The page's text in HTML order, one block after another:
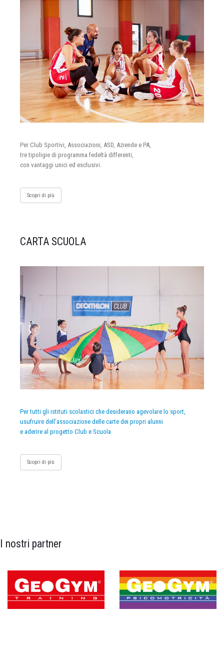
Per Club Sportivi, Associazioni, ASD, Aziende e PA,
tre tipoligie di programma fedeltà differenti,
con vantaggi unici ed esclusivi.
Scopri di più
CARTA SCUOLA
Per tutti gli istituti scolastici che desiderano agevolare lo sport,
usufruire dell’associazione delle carte dei propri alunni
e aderire al progetto Club e Scuola
Scopri di più
I nostri partner